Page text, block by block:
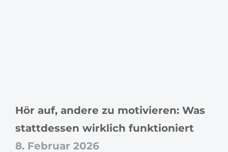
Hör auf, andere zu motivieren: Was
stattdessen wirklich funktioniert
8. Februar 2026